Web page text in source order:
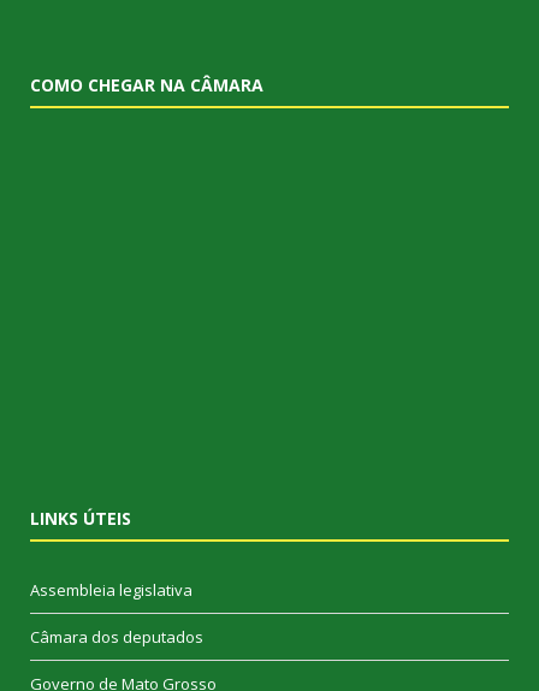
COMO CHEGAR NA CÂMARA
LINKS ÚTEIS
Assembleia legislativa
Câmara dos deputados
Governo de Mato Grosso